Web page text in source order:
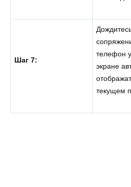
Шаг 7:
телефон
экране
текущем